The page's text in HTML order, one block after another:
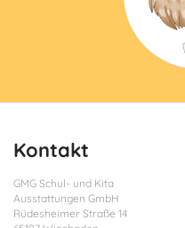
Kontakt
GMG Schul- und Kita
Ausstattungen GmbH
Rüdesheimer Straße 14